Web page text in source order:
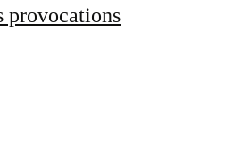
provocations